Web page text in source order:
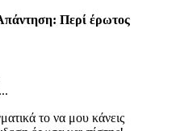
Περί έρωτος
το να μου κάνεις